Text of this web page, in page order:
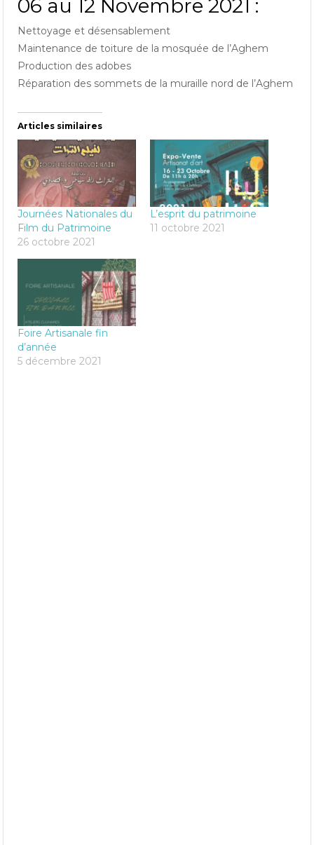
06 au 12 Novembre 2021 :
Nettoyage et désensablement
Maintenance de toiture de la mosquée de l’Aghem
Production des adobes
Réparation des sommets de la muraille nord de l’Aghem
Articles similaires
Journées Nationales du
Film du Patrimoine
26 octobre 2021
L’esprit du patrimoine
11 octobre 2021
Foire Artisanale fin
d’année
5 décembre 2021